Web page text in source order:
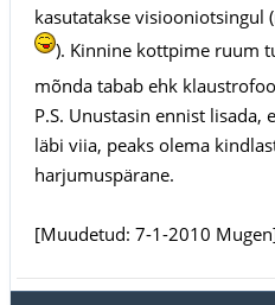
kasutatakse visiooniotsingul
). Kinnine kottpime ruum
mõnda tabab ehk
P.S. Unustasin ennist lisada,
läbi viia, peaks olema
harjumuspärane.
[Muudetud: 7-1-2010